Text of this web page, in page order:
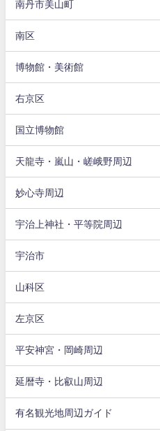
南丹市美山町
南区
博物館・美術館
右京区
国立博物館
天龍寺・嵐山・嵯峨野周辺
妙心寺周辺
宇治上神社・平等院周辺
宇治市
山科区
左京区
平安神宮・岡崎周辺
延暦寺・比叡山周辺
有名観光地周辺ガイド